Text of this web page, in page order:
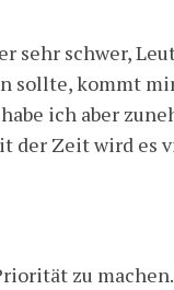
schwer,
sollte, kommt
ich aber
der Zeit wird es
zu